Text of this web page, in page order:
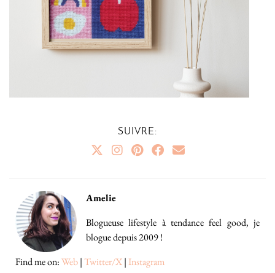
SUIVRE:
Amelie
Blogueuse lifestyle à tendance feel good, je
blogue depuis 2009 !
Find me on:Web|Twitter/X| Instagram